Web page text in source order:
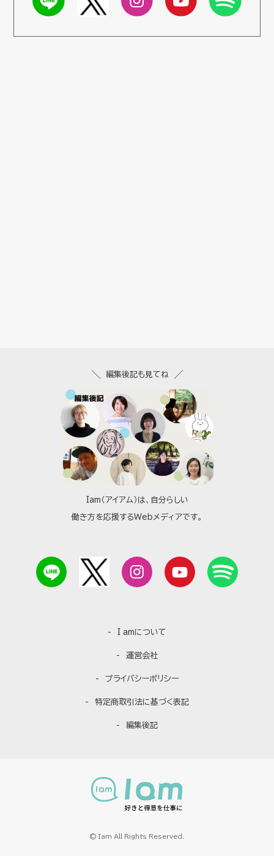
Iam（アイアム）は、自分らしい
働き方を応援するWebメディアです。
I amについて
運営会社
プライバシーポリシー
特定商取引法に基づく表記
編集後記
編集後記も見てね
© Iam All Rights Reserved.